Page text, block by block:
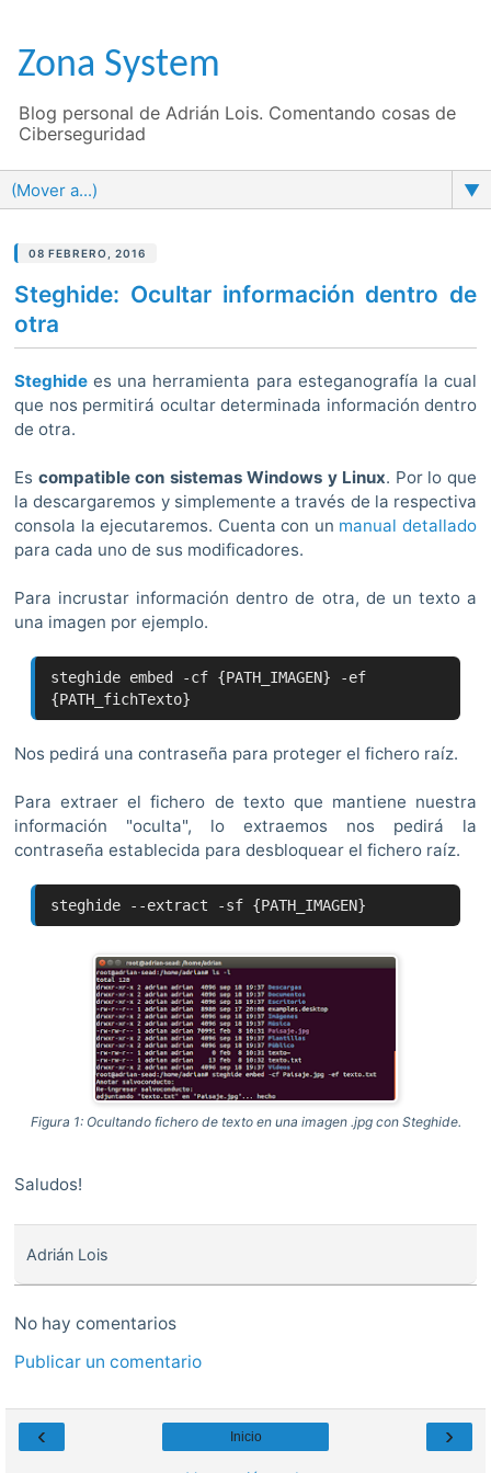
Zona System
Blog personal de Adrián Lois. Comentando cosas de
Ciberseguridad
▼
08 FEBRERO, 2016
Steghide: Ocultar información dentro de
otra
Steghide es una herramienta para esteganografía la cual
que nos permitirá ocultar determinada información dentro
de otra.
Es compatible con sistemas Windows y Linux. Por lo que
la descargaremos y simplemente a través de la respectiva
consola la ejecutaremos. Cuenta con un manual detallado
para cada uno de sus modificadores.
Para incrustar información dentro de otra, de un texto a
una imagen por ejemplo.
steghide embed -cf {PATH_IMAGEN} -ef
{PATH_fichTexto}
Nos pedirá una contraseña para proteger el fichero raíz.
Para extraer el fichero de texto que mantiene nuestra
información "oculta", lo extraemos nos pedirá la
contraseña establecida para desbloquear el fichero raíz.
steghide --extract -sf {PATH_IMAGEN}
Figura 1: Ocultando fichero de texto en una imagen .jpg con Steghide.
Saludos!
Adrián Lois
No hay comentarios
Publicar un comentario
›
‹ Inicio